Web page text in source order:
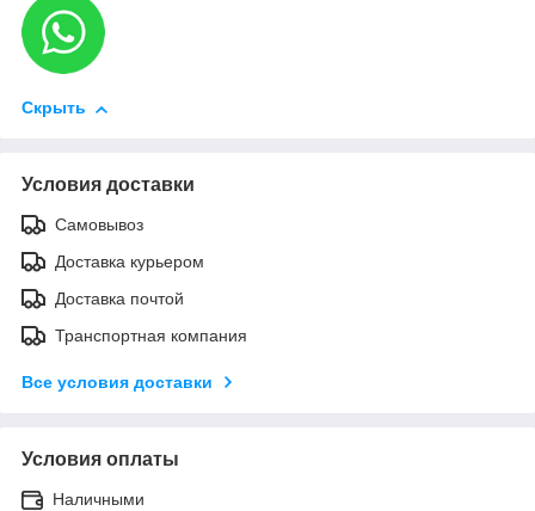
Скрыть
Условия доставки
Самовывоз
Доставка курьером
Доставка почтой
Транспортная компания
Все условия доставки
Условия оплаты
Наличными